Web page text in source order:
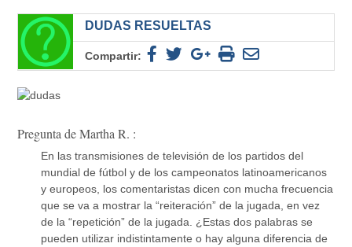
DUDAS RESUELTAS
Compartir:
Pregunta de Martha R. :
En las transmisiones de televisión de los partidos del
mundial de fútbol y de los campeonatos latinoamericanos
y europeos, los comentaristas dicen con mucha frecuencia
que se va a mostrar la “reiteración” de la jugada, en vez
de la “repetición” de la jugada. ¿Estas dos palabras se
pueden utilizar indistintamente o hay alguna diferencia de